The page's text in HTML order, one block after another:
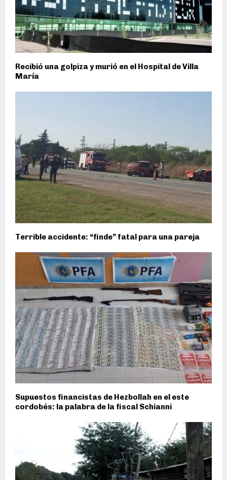
Recibió una golpiza y murió en el Hospital de Villa
María
Terrible accidente: “finde” fatal para una pareja
Supuestos financistas de Hezbollah en el este
cordobés: la palabra de la fiscal Schianni